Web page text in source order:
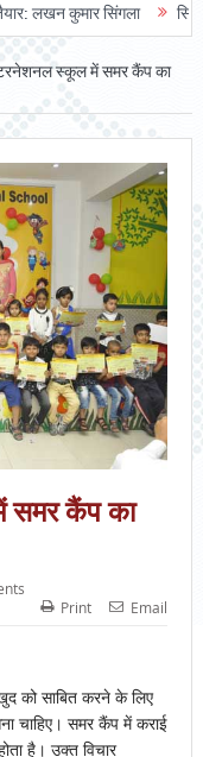
कुमार सिंगला सिद्धपीठ
इंटरनेशनल स्कूल में समर कैंप का
समर कैंप का
Print
Email
को साबित करने के लिए
चाहिए। समर कैंप में कराई
है। उक्त विचार